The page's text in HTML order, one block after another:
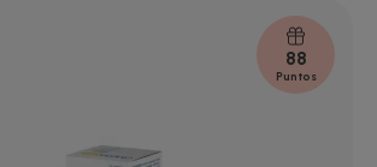
88
Puntos